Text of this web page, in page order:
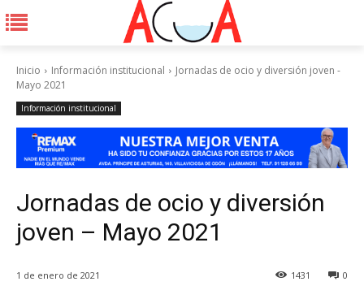
Inicio Información institucional
Jornadas de ocio y diversión joven -
Mayo 2021
Información institucional
Jornadas de ocio y diversión
joven – Mayo 2021
1 de enero de 2021 0
1431